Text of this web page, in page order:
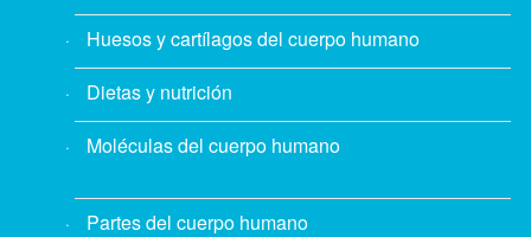
Huesos y cartílagos del cuerpo humano
Dietas y nutrición
Moléculas del cuerpo humano
Partes del cuerpo humano